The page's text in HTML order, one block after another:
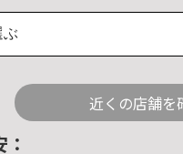
ぶ
近くの店舗を